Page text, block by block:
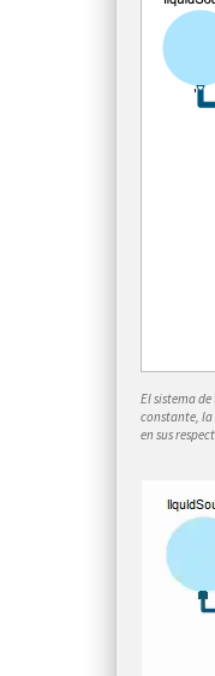
El sistema
constante, la
en sus